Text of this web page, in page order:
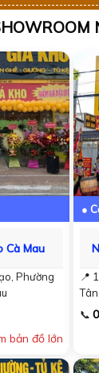
Cà Mau
Phường
bản đồ lớn
●
📍
📞